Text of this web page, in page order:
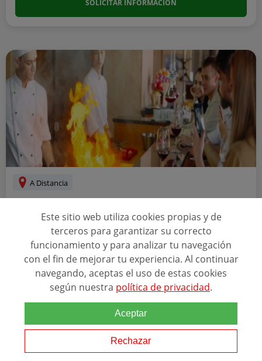
SOLICITAR INFORMACIÓN
A Distancia
AZAFATAS Y PROMOTORAS
Relacionado con esta temática
MANIPULADOR ALIMENTOS
AZAFATAS Y
PROMOTORAS Formación práctica dirigida a personas que deseen
obtener el carné demanipuladordealimentospara trabajar en el
sector de azafatas y promotoras Modalidad: A distancia...
SOLICITAR INFORMACIÓN
Este sitio web utiliza cookies propias y de
terceros para garantizar su correcto
funcionamiento y para analizar tu navegación
con el fin de mejorar tu experiencia. Al continuar
navegando, aceptas el uso de estas cookies
según nuestra política de privacidad.
Aceptar
Rechazar